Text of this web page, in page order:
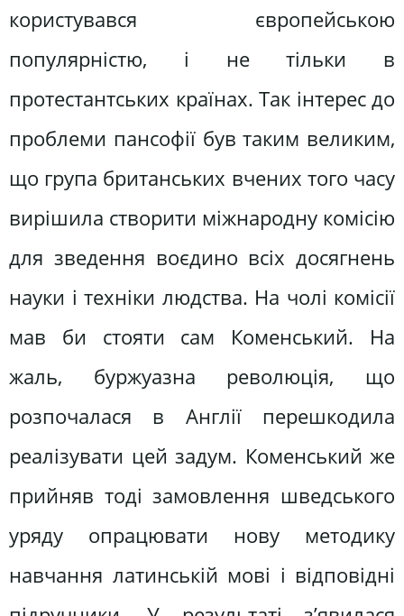
користувався європейською
популярністю, і не тільки в
протестантських країнах. Так інтерес до
проблеми пансофії був таким великим,
що група британських вчених того часу
вирішила створити міжнародну комісію
для зведення воєдино всіх досягнень
науки і техніки людства. На чолі комісії
мав би стояти сам Коменський. На
жаль, буржуазна революція, що
розпочалася в Англії перешкодила
реалізувати цей задум. Коменський же
прийняв тоді замовлення шведського
уряду опрацювати нову методику
навчання латинській мові і відповідні